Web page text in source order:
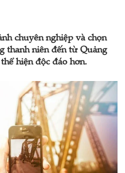
chuyên nghiệp và chọn
thanh niên đến từ Quảng
hiện độc đáo hơn.